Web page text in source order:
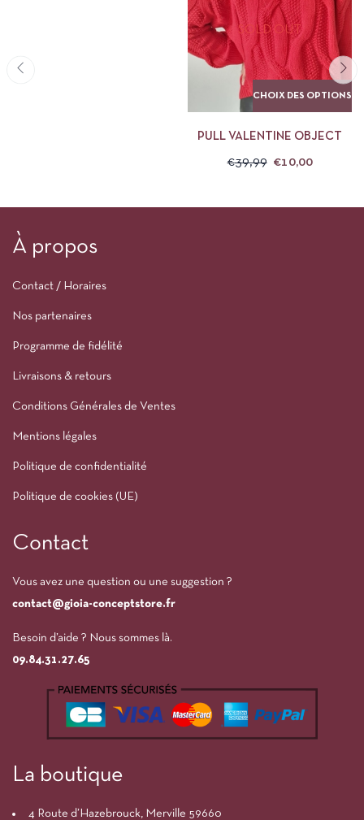
SOLD OUT
CHOIX DES OPTIONS
PULL VALENTINE OBJECT
€39,99 €10,00
À propos
Contact / Horaires
Nos partenaires
Programme de fidélité
Livraisons & retours
Conditions Générales de Ventes
Mentions légales
Politique de confidentialité
Politique de cookies (UE)
Contact
Vous avez une question ou une suggestion ?
contact@gioia-conceptstore.fr
Besoin d’aide ? Nous sommes là.
09.84.31.27.65
La boutique
4 Route d’Hazebrouck, Merville 59660